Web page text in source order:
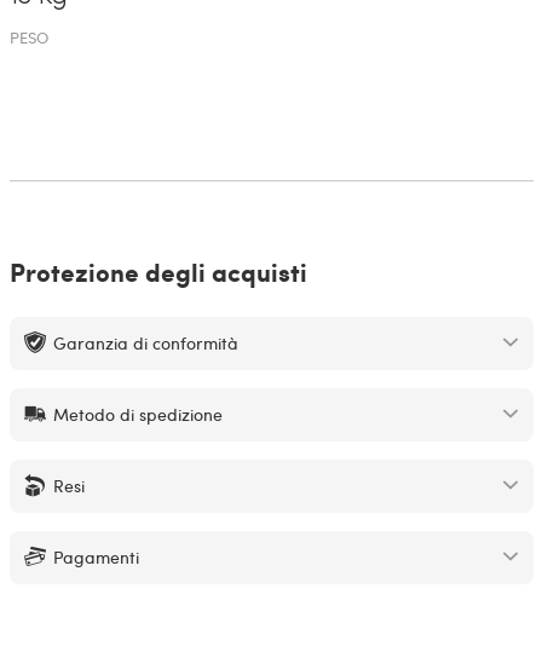
PESO
Protezione degli acquisti
Garanzia di conformità
Metodo di spedizione
Resi
Pagamenti